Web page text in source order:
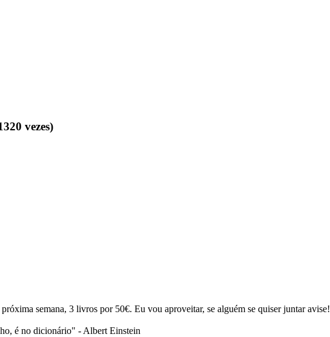
vezes)
semana, 3 livros por 50€. Eu vou aproveitar, se alguém se quiser juntar avise!
é no dicionário" - Albert Einstein